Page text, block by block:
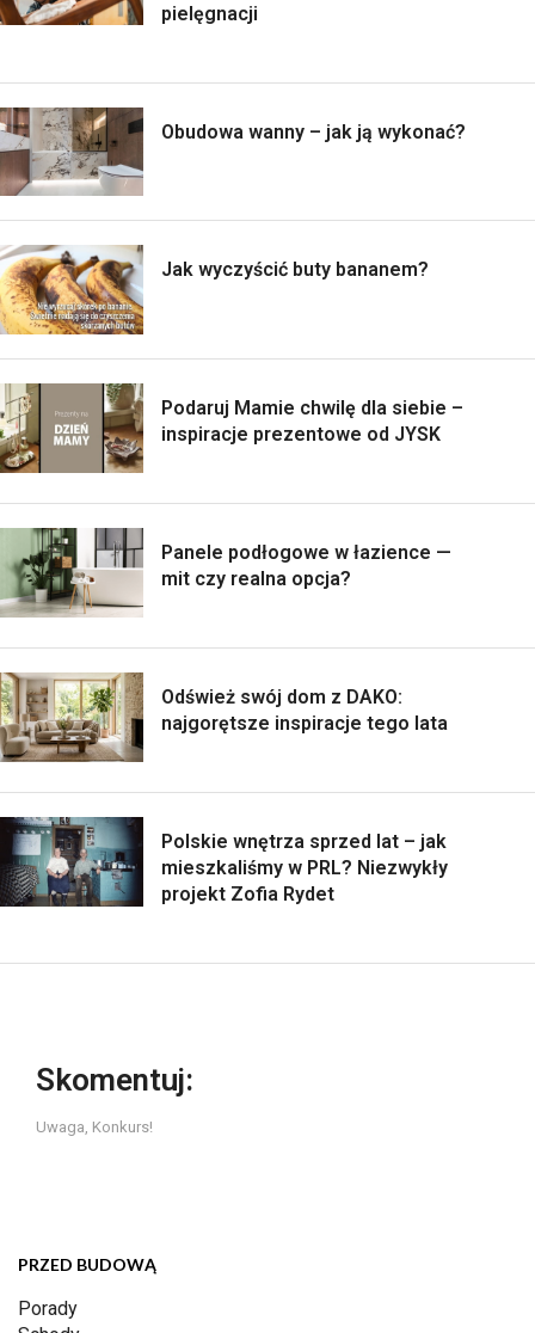
pielęgnacji
Obudowa wanny – jak ją wykonać?
Jak wyczyścić buty bananem?
Podaruj Mamie chwilę dla siebie –
inspiracje prezentowe od JYSK
Panele podłogowe w łazience —
mit czy realna opcja?
Odśwież swój dom z DAKO:
najgorętsze inspiracje tego lata
Polskie wnętrza sprzed lat – jak
mieszkaliśmy w PRL? Niezwykły
projekt Zofia Rydet
Skomentuj:
Uwaga, Konkurs!
PRZED BUDOWĄ
Porady